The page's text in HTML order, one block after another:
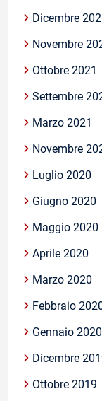
Dicembre
Novembre
Ottobre 2021
Settembre
Marzo 2021
Novembre
Luglio 2020
Giugno 2020
Maggio 2020
Aprile 2020
Marzo 2020
Febbraio
Gennaio 2020
Dicembre
Ottobre 2019